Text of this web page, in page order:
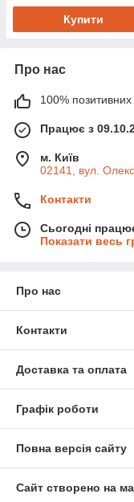
Купити
Про нас
100% позитивних
Працює з
м. Київ
02141, вул.
Контакти
Сьогодні
Показати весь
Про нас
Контакти
Доставка та оплата
Графік роботи
Повна версія сайту
Сайт створено на